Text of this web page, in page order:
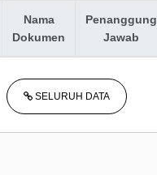
Nama
Dokumen
Penanggung
Jawab
SELURUH DATA